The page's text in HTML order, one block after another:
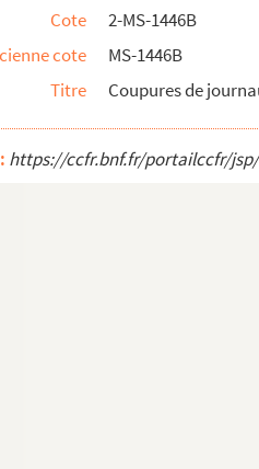
1861-1868
nationale ; Les obsèques de
Cote
2-MS-1446B
cote
MS-1446B
Titre
Coupures de
https://ccfr.bnf.fr/portailccfr/jsp/